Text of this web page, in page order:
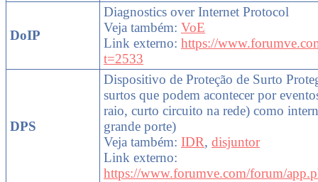
DoIP
Diagnostics over Internet Protocol
Veja também: VoE
Link externo: https://
t=2533
DPS
Dispositivo de Proteção de Surto
surtos que podem acontecer por
raio, curto circuito na rede) como
grande porte)
Veja também: IDR, disjuntor
Link externo:
https://www.forumve.com/forum/